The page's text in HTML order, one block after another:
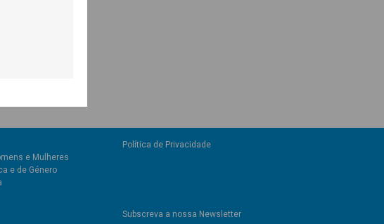
e Mulheres
e de Género
Política de Privacidade
Subscreva a nossa Newsletter